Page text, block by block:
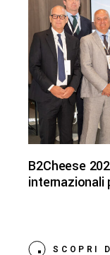
B2Cheese
internazionali
SCOPRI